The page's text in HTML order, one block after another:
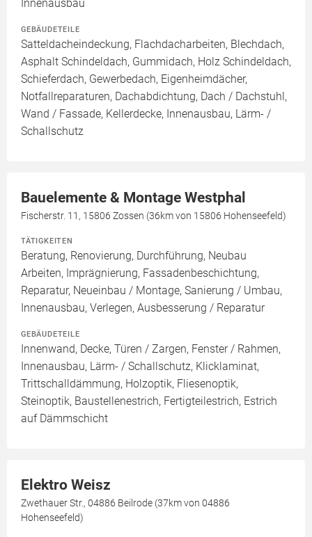
Innenausbau
GEBÄUDETEILE
Satteldacheindeckung, Flachdacharbeiten, Blechdach,
Asphalt Schindeldach, Gummidach, Holz Schindeldach,
Schieferdach, Gewerbedach, Eigenheimdächer,
Notfallreparaturen, Dachabdichtung, Dach / Dachstuhl,
Wand / Fassade, Kellerdecke, Innenausbau, Lärm- /
Schallschutz
Bauelemente & Montage Westphal
Fischerstr. 11, 15806 Zossen (36km von 15806 Hohenseefeld)
TÄTIGKEITEN
Beratung, Renovierung, Durchführung, Neubau
Arbeiten, Imprägnierung, Fassadenbeschichtung,
Reparatur, Neueinbau / Montage, Sanierung / Umbau,
Innenausbau, Verlegen, Ausbesserung / Reparatur
GEBÄUDETEILE
Innenwand, Decke, Türen / Zargen, Fenster / Rahmen,
Innenausbau, Lärm- / Schallschutz, Klicklaminat,
Trittschalldämmung, Holzoptik, Fliesenoptik,
Steinoptik, Baustellenestrich, Fertigteilestrich, Estrich
auf Dämmschicht
Elektro Weisz
Zwethauer Str., 04886 Beilrode (37km von 04886
Hohenseefeld)